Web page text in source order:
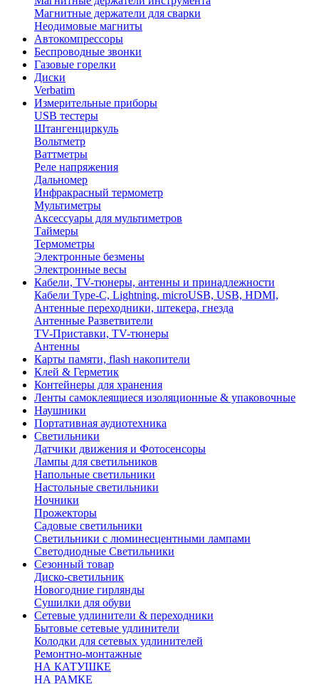
Магнитные держатели для сварки
Неодимовые магниты
Автокомпрессоры
Беспроводные звонки
Газовые горелки
Диски
Verbatim
Измерительные приборы
USB тестеры
Штангенциркуль
Вольтметр
Ваттметры
Реле напряжения
Дальномер
Инфракрасный термометр
Мультиметры
Аксессуары для мультиметров
Таймеры
Термометры
Электронные безмены
Электронные весы
Кабели, TV-тюнеры, антенны и принадлежности
Кабели Type-C, Lightning, microUSB, USB, HDMI,
Антенные переходники, штекера, гнезда
Антенные Разветвители
TV-Приставки, TV-тюнеры
Антенны
Карты памяти, flash накопители
Клей & Герметик
Контейнеры для хранения
Ленты самоклеящиеся изоляционные & упаковочные
Наушники
Портативная аудиотехника
Светильники
Датчики движения и Фотосенсоры
Лампы для светильников
Напольные светильники
Настольные светильники
Ночники
Прожекторы
Садовые светильники
Светильники с люминесцентными лампами
Светодиодные Светильники
Сезонный товар
Диско-светильник
Новогодние гирлянды
Сушилки для обуви
Сетевые удлинители & переходники
Бытовые сетевые удлинители
Колодки для сетевых удлинителей
Ремонтно-монтажные
НА КАТУШКЕ
НА РАМКЕ